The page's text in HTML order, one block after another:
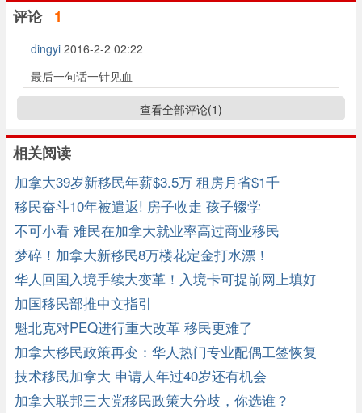
评论 1
dingyi 2016-2-2 02:22
最后一句话一针见血
查看全部评论(1)
相关阅读
加拿大39岁新移民年薪$3.5万 租房月省$1千
移民奋斗10年被遣返! 房子收走 孩子辍学
不可小看 难民在加拿大就业率高过商业移民
梦碎！加拿大新移民8万楼花定金打水漂！
华人回国入境手续大变革！入境卡可提前网上填好
加国移民部推中文指引
魁北克对PEQ进行重大改革 移民更难了
加拿大移民政策再变：华人热门专业配偶工签恢复
技术移民加拿大 申请人年过40岁还有机会
加拿大联邦三大党移民政策大分歧，你选谁？